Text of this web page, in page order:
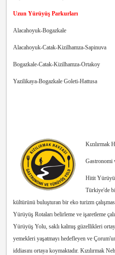
Uzun Yürüyüş Parkurları
Alacahoyuk-Bogazkale
Alacahoyuk-Catak-Kizilhamza-Sapinuva
Bogazkale-Catak-Kizilhamza-Ortakoy
Yazilikaya-Bogazkale Goleti-Hattusa
Kızılırmak
Gastronomi
Hitit
Türkiye'de
kültürünü buluşturan bir eko turizm
Yürüyüş Rotaları belirleme ve işaretleme
Yürüyüş Yolu, saklı kalmış güzellikleri
yemekleri yaşatmayı hedefleyen ve
iddiasını ortaya koymaktadır. Kızılırmak